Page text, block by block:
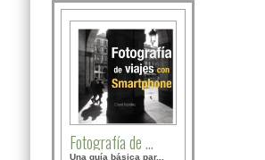
Fotografía de ...
Una guía básica par...